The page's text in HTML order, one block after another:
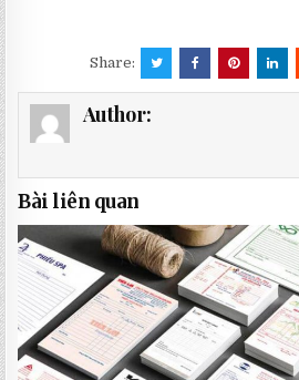
Share:
Author:
Bài liên quan